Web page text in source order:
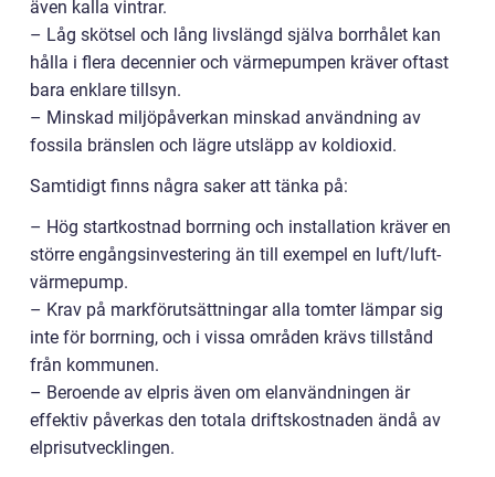
även kalla vintrar.
– Låg skötsel och lång livslängd själva borrhålet kan
hålla i flera decennier och värmepumpen kräver oftast
bara enklare tillsyn.
– Minskad miljöpåverkan minskad användning av
fossila bränslen och lägre utsläpp av koldioxid.
Samtidigt finns några saker att tänka på:
– Hög startkostnad borrning och installation kräver en
större engångsinvestering än till exempel en luft/luft-
värmepump.
– Krav på markförutsättningar alla tomter lämpar sig
inte för borrning, och i vissa områden krävs tillstånd
från kommunen.
– Beroende av elpris även om elanvändningen är
effektiv påverkas den totala driftskostnaden ändå av
elprisutvecklingen.